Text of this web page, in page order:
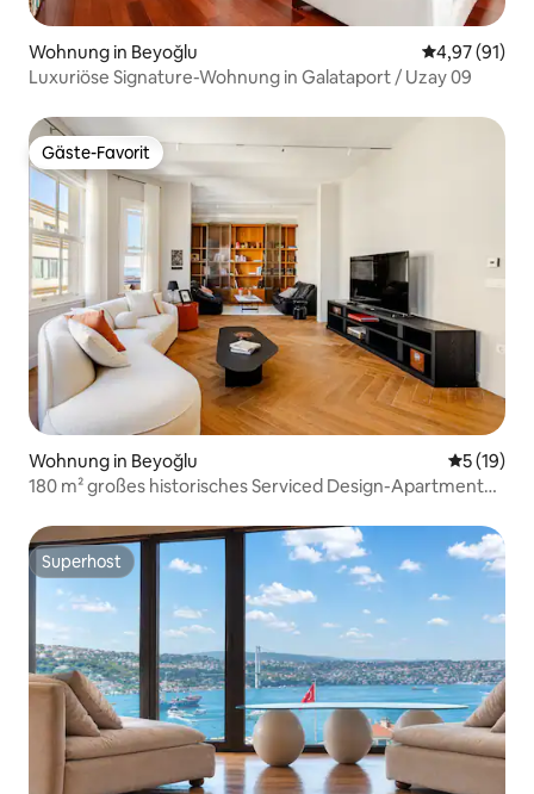
Wohnung in Beyoğlu
4,97 (91)
Luxuriöse Signature-Wohnung in Galataport / Uzay 09
Gäste-Favorit
Gäste-Favorit
Wohnung in Beyoğlu
5 (19)
180 m² großes historisches Serviced Design-Apartment
Superhost
Superhost